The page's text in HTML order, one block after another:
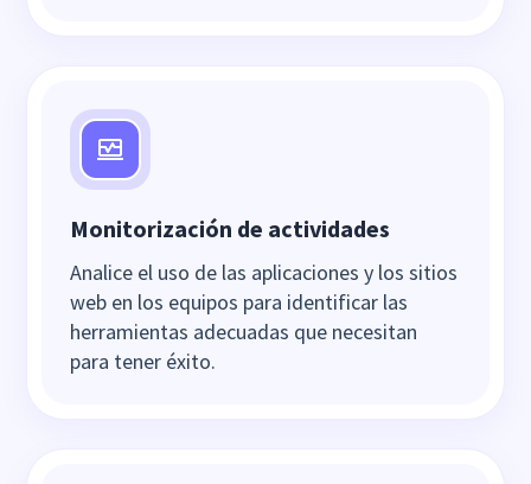
Monitorización de actividades
Analice el uso de las aplicaciones y los sitios
web en los equipos para identificar las
herramientas adecuadas que necesitan
para tener éxito.